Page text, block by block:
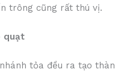
trông cũng rất thú vị.
quạt
tỏa đều ra tạo